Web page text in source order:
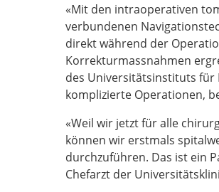
«Mit den intraoperativen
verbundenen
direkt während der
Korrekturmassnahmen
des Universitätsinstituts für
komplizierte Operationen,
«Weil wir jetzt für alle
können wir erstmals
durchzuführen. Das ist ein
Chefarzt der